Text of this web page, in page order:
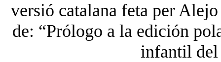
versió catalana feta per
de: “Prólogo a la edición
infantil del